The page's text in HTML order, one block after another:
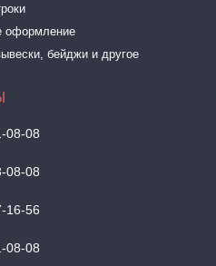
оформление
бейджи и другое
08-08
08-08
16-56
08-08